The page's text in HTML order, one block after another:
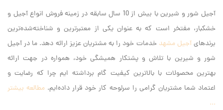
آجیل شور و شیرین با بیش از 10 سال سابقه در زمینه فروش انواع آجیل و
خشکبار، مفتخر است که به عنوان یکی از معتبرترین و شناخته‌شده‌ترین
برندهایآجیل مشهد خدمات خود را به مشتریان عزیز ارائه دهد. ما در آجیل
شور و شیرین با تلاش و پشتکار همیشگی خود، همواره در جهت ارائه
بهترین محصولات با بالاترین کیفیت گام برداشته ایم‌ چرا که رضایت و
اعتماد شما مشتریان گرامی را سرلوحه کار خود قرار داده‌ایم. مطالعه بیشتر
...